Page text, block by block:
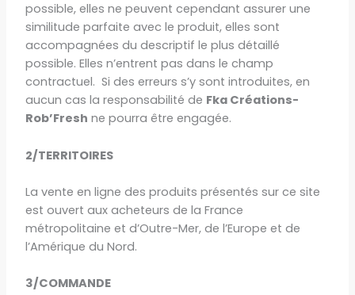
possible, elles ne peuvent cependant assurer une
similitude parfaite avec le produit, elles sont
accompagnées du descriptif le plus détaillé
possible. Elles n’entrent pas dans le champ
contractuel. Si des erreurs s’y sont introduites, en
aucun cas la responsabilité de Fka Créations-
Rob’Fresh ne pourra être engagée.
2/TERRITOIRES
La vente en ligne des produits présentés sur ce site
est ouvert aux acheteurs de la France
métropolitaine et d’Outre-Mer, de l’Europe et de
l’Amérique du Nord.
3/COMMANDE